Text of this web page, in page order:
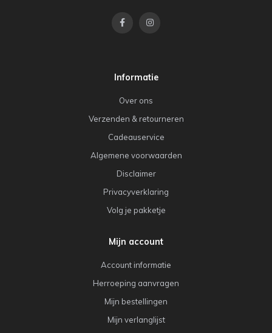
Informatie
Over ons
Verzenden & retourneren
Cadeauservice
Algemene voorwaarden
Disclaimer
Privacyverklaring
Volg je pakketje
Mijn account
Account informatie
Herroeping aanvragen
Mijn bestellingen
Mijn verlanglijst